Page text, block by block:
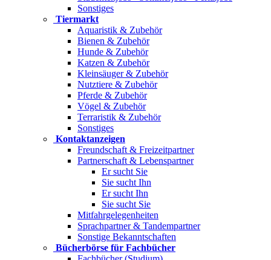
Sonstiges
Tiermarkt
Aquaristik & Zubehör
Bienen & Zubehör
Hunde & Zubehör
Katzen & Zubehör
Kleinsäuger & Zubehör
Nutztiere & Zubehör
Pferde & Zubehör
Vögel & Zubehör
Terraristik & Zubehör
Sonstiges
Kontaktanzeigen
Freundschaft & Freizeitpartner
Partnerschaft & Lebenspartner
Er sucht Sie
Sie sucht Ihn
Er sucht Ihn
Sie sucht Sie
Mitfahrgelegenheiten
Sprachpartner & Tandempartner
Sonstige Bekanntschaften
Bücherbörse für Fachbücher